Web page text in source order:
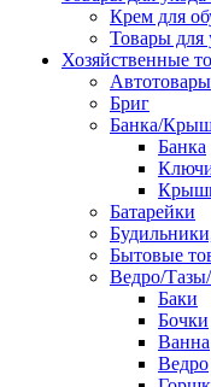
Крем для
Товары для
Хозяйственные
Автотовары
Бриг
Банка/
Банка
Батарейки
Бытовые
Ведро/
Баки
Бочки
Ванна
Ведро